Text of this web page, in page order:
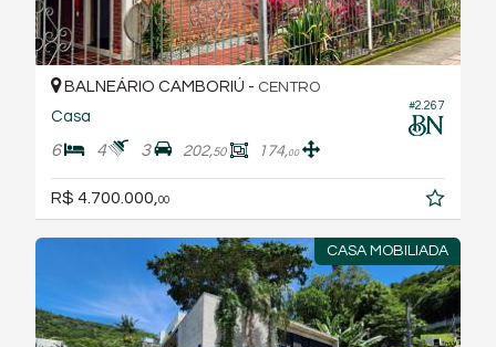
#2.267
BALNEÁRIO CAMBORIÚ - CENTRO
Casa
6 4 3 202,50 174,00
R$ 4.700.000, 00
CASA MOBILIADA